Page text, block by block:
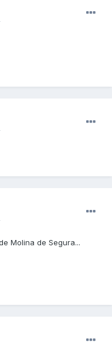
Molina de Segura...